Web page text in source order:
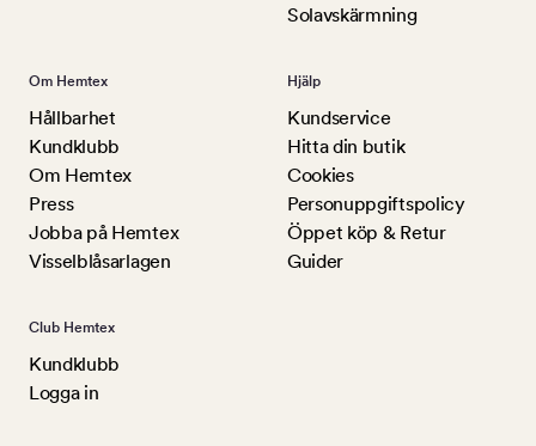
Solavskärmning
Om Hemtex
Hållbarhet
Kundklubb
Om Hemtex
Press
Jobba på Hemtex
Visselblåsarlagen
Hjälp
Kundservice
Hitta din butik
Cookies
Personuppgiftspolicy
Öppet köp & Retur
Guider
Club Hemtex
Kundklubb
Logga in